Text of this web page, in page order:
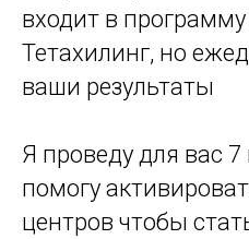
входит в
Тетахилинг, но
ваши результаты
Я проведу для вас
помогу
центров чтобы